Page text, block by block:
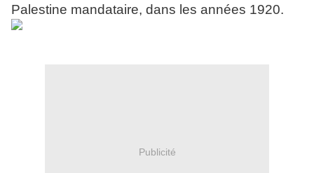
Palestine mandataire, dans les années 1920.
Publicité